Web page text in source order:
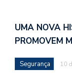
UMA NOVA
PROMOVEM
Segurança 10